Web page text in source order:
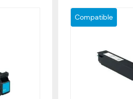
Compatible